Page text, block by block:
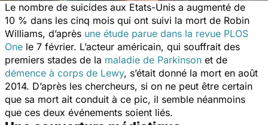
Le nombre de suicides aux Etats-Unis a augmenté de
10 % dans les cinq mois qui ont suivi la mort de Robin
Williams, d’après une étude parue dans la revue PLOS
One le 7 février. L’acteur américain, qui souffrait des
premiers stades de la maladie de Parkinson et de
démence à corps de Lewy, s’était donné la mort en août
2014. D’après les chercheurs, si on ne peut être certain
que sa mort ait conduit à ce pic, il semble néanmoins
que ces deux événements soient liés.